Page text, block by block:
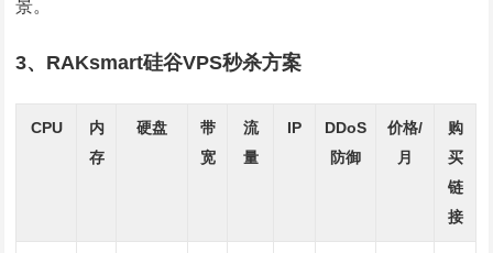
景。
3、RAKsmart硅谷VPS秒杀方案
CPU
内
存
硬盘
带
宽
流
量
IP
DDoS
防御
价格/
月
购
买
链
接